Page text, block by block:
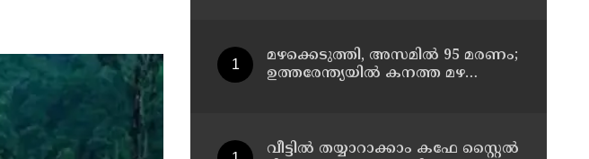
മഴക്കെടുത്തി, അസമിൽ 95 മരണം;
ഉത്തരേന്ത്യയില്‍ കനത്ത മഴ
വീട്ടിൽ തയ്യാറാക്കാം കഫേ സ്റ്റൈൽ